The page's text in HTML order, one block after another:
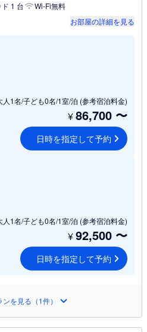
1 台
Wi-Fi無料
お部屋の詳細を見る
人1名/子ども0名/1室/泊 (参考宿泊料金)
¥86,700 〜
日時を指定して予約
人1名/子ども0名/1室/泊 (参考宿泊料金)
¥92,500 〜
日時を指定して予約
を見る（1件）